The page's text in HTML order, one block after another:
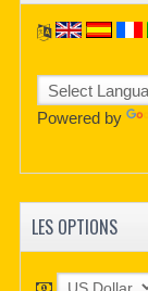
Powered by
LES OPTIONS